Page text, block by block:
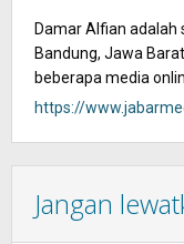
Damar Alfian adalah
Bandung, Jawa
beberapa media
https://
Jangan